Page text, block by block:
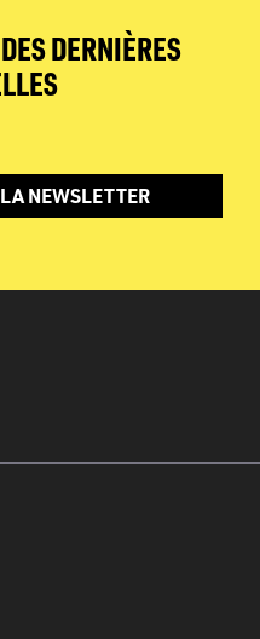
DERNIÈRES
NEWSLETTER